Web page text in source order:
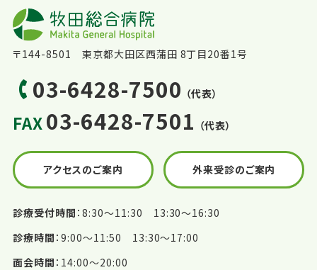
〒144-8501 東京都大田区西蒲田 8丁目20番1号
03-6428-7500 （代表）
FAX03-6428-7501 （代表）
アクセスのご案内 外来受診のご案内
診療受付時間 8:30〜11:30 13:30〜16:30
診療時間 9:00〜11:50 13:30〜17:00
面会時間 14:00〜20:00